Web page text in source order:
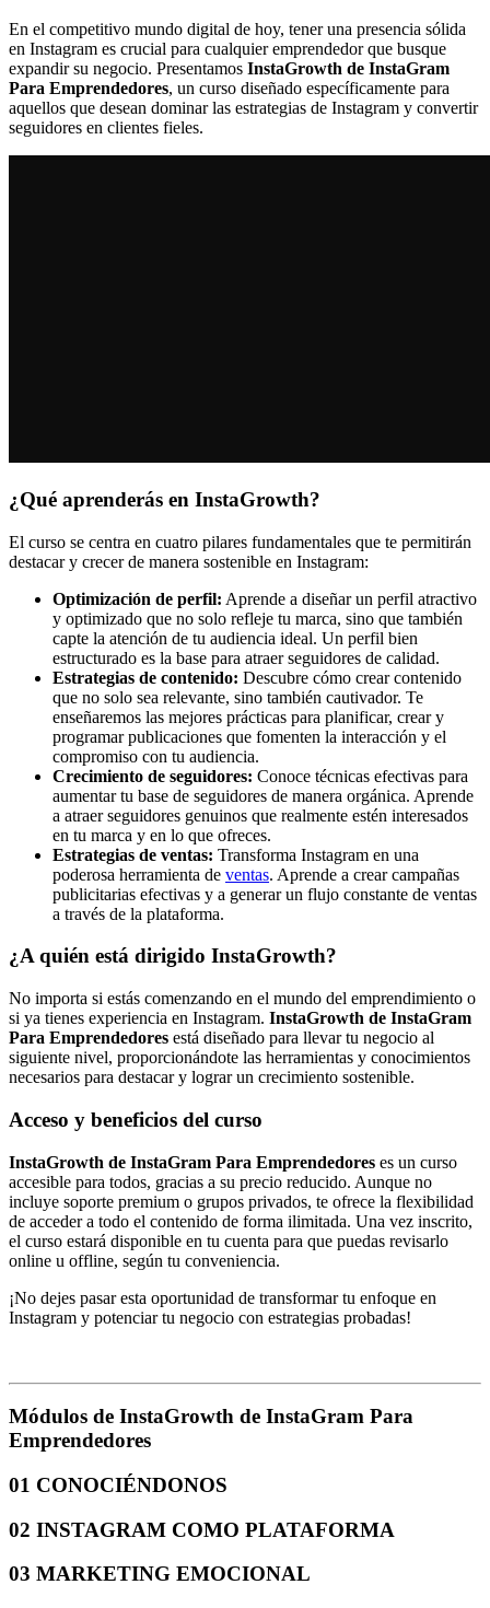
En el competitivo mundo digital de hoy, tener una presencia sólida
en Instagram es crucial para cualquier emprendedor que busque
expandir su negocio. Presentamos InstaGrowth de InstaGram
Para Emprendedores, un curso diseñado específicamente para
aquellos que desean dominar las estrategias de Instagram y convertir
seguidores en clientes fieles.
¿Qué aprenderás en InstaGrowth?
El curso se centra en cuatro pilares fundamentales que te permitirán
destacar y crecer de manera sostenible en Instagram:
Optimización de perfil: Aprende a diseñar un perfil atractivo
y optimizado que no solo refleje tu marca, sino que también
capte la atención de tu audiencia ideal. Un perfil bien
estructurado es la base para atraer seguidores de calidad.
Estrategias de contenido: Descubre cómo crear contenido
que no solo sea relevante, sino también cautivador. Te
enseñaremos las mejores prácticas para planificar, crear y
programar publicaciones que fomenten la interacción y el
compromiso con tu audiencia.
Crecimiento de seguidores: Conoce técnicas efectivas para
aumentar tu base de seguidores de manera orgánica. Aprende
a atraer seguidores genuinos que realmente estén interesados
en tu marca y en lo que ofreces.
Estrategias de ventas: Transforma Instagram en una
poderosa herramienta de ventas. Aprende a crear campañas
publicitarias efectivas y a generar un flujo constante de ventas
a través de la plataforma.
¿A quién está dirigido InstaGrowth?
No importa si estás comenzando en el mundo del emprendimiento o
si ya tienes experiencia en Instagram. InstaGrowth de InstaGram
Para Emprendedores está diseñado para llevar tu negocio al
siguiente nivel, proporcionándote las herramientas y conocimientos
necesarios para destacar y lograr un crecimiento sostenible.
Acceso y beneficios del curso
InstaGrowth de InstaGram Para Emprendedores es un curso
accesible para todos, gracias a su precio reducido. Aunque no
incluye soporte premium o grupos privados, te ofrece la flexibilidad
de acceder a todo el contenido de forma ilimitada. Una vez inscrito,
el curso estará disponible en tu cuenta para que puedas revisarlo
online u offline, según tu conveniencia.
¡No dejes pasar esta oportunidad de transformar tu enfoque en
Instagram y potenciar tu negocio con estrategias probadas!
Módulos de InstaGrowth de InstaGram Para
Emprendedores
01 CONOCIÉNDONOS
02 INSTAGRAM COMO PLATAFORMA
03 MARKETING EMOCIONAL